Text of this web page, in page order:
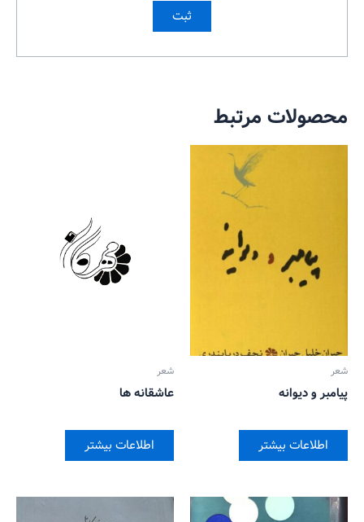
محصولات مرتبط
شعر
پیامبر و دیوانه
اطلاعات بیشتر
شعر
عاشقانه ها
اطلاعات بیشتر